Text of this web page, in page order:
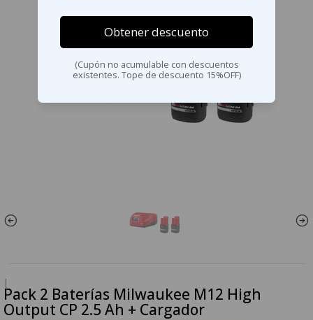
|
Pack 2 Baterías Milwaukee M12 High
Output CP 2.5 Ah + Cargador
Obtener descuento
(Cupón no acumulable con descuentos
existentes. Tope de descuento 15%OFF)